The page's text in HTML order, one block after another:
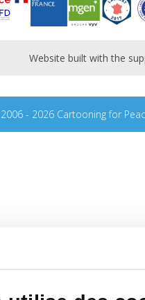
Website built with the
2006 - 2026 Cartooning for